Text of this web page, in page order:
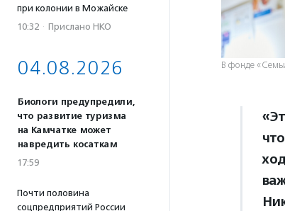
при колонии в Можайске
10:32 · Прислано НКО
04.08.2026
Биологи предупредили,
что развитие туризма
на Камчатке может
навредить косаткам
17:59
Почти половина
соцпредприятий России
В фонде